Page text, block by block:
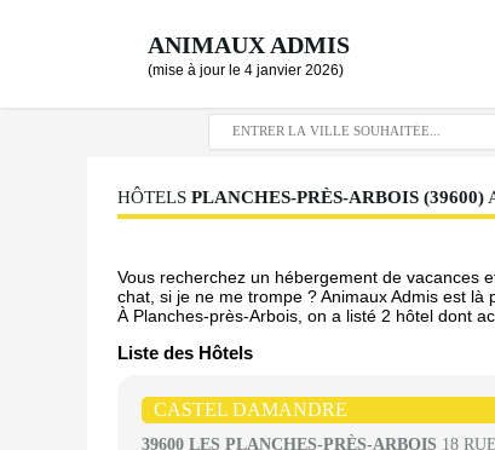
ANIMAUX ADMIS
(mise à jour le 4 janvier 2026)
HÔTELS PLANCHES-PRÈS-ARBOIS (39600)
Vous recherchez un hébergement de vacances
chat, si je ne me trompe ? Animaux Admis est là
À Planches-près-Arbois, on a listé 2 hôtel dont
Liste des Hôtels
CASTEL DAMANDRE
39600 LES PLANCHES-PRÈS-ARBOIS 18